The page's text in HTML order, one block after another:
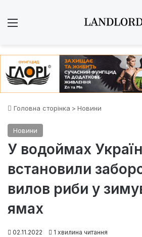
Головна сторінка > Новини
Новини
У водоймах
встановили
вилов риби у
ямах
02.11.2022 1 хвилина читання